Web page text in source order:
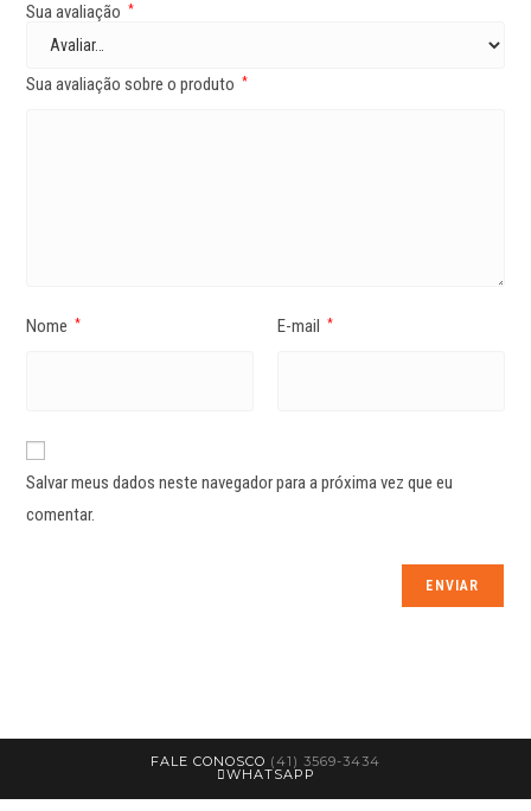
Sua avaliação *
Sua avaliação sobre o produto *
Nome * E-mail *
Salvar meus dados neste navegador para a próxima vez que eu
comentar.
FALE CONOSCO (41) 3569-3434
WHATSAPP